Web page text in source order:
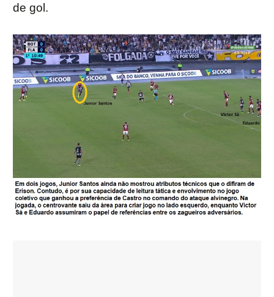
de gol.